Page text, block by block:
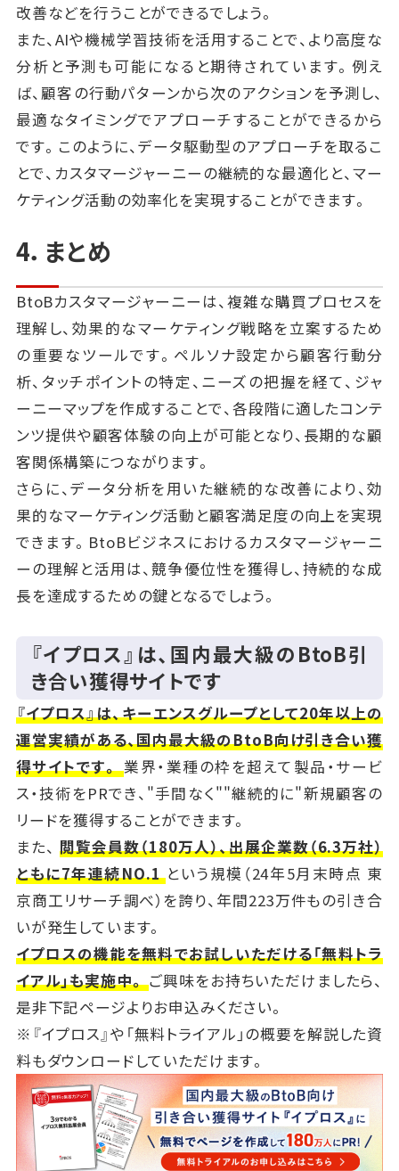
改善などを行うことができるでしょう。
また、AIや機械学習技術を活用することで、より高度な
分析と予測も可能になると期待されています。例え
ば、顧客の行動パターンから次のアクションを予測し、
最適なタイミングでアプローチすることができるから
です。このように、データ駆動型のアプローチを取るこ
とで、カスタマージャーニーの継続的な最適化と、マー
ケティング活動の効率化を実現することができます。
4．まとめ
BtoBカスタマージャーニーは、複雑な購買プロセスを
理解し、効果的なマーケティング戦略を立案するため
の重要なツールです。ペルソナ設定から顧客行動分
析、タッチポイントの特定、ニーズの把握を経て、ジャ
ーニーマップを作成することで、各段階に適したコンテ
ンツ提供や顧客体験の向上が可能となり、長期的な顧
客関係構築につながります。
さらに、データ分析を用いた継続的な改善により、効
果的なマーケティング活動と顧客満足度の向上を実現
できます。BtoBビジネスにおけるカスタマージャーニ
ーの理解と活用は、競争優位性を獲得し、持続的な成
長を達成するための鍵となるでしょう。
『イプロス』は、国内最大級のBtoB引
き合い獲得サイトです
『イプロス』は、キーエンスグループとして20年以上の
運営実績がある、国内最大級のBtoB向け引き合い獲
得サイトです。業界・業種の枠を超えて製品・サービ
ス・技術をPRでき、"手間なく""継続的に"新規顧客の
リードを獲得することができます。
また、 閲覧会員数（180万人）、出展企業数（6.3万社）
ともに7年連続NO.1という規模（24年5月末時点 東
京商工リサーチ調べ）を誇り、年間223万件もの引き合
いが発生しています。
イプロスの機能を無料でお試しいただける「無料トラ
イアル」も実施中。ご興味をお持ちいただけましたら、
是非下記ページよりお申込みください。
※『イプロス』や「無料トライアル」の概要を解説した資
料もダウンロードしていただけます。